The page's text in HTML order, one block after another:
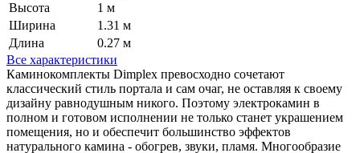
Высота
1 м
Ширина
1.31 м
Длина
0.27 м
Все характеристики
Каминокомплекты Dimplex превосходно сочетают
классический стиль портала и сам очаг, не оставляя к своему
дизайну равнодушным никого. Поэтому электрокамин в
полном и готовом исполнении не только станет украшением
помещения, но и обеспечит большинство эффектов
натурального камина - обогрев, звуки, пламя. Многообразие